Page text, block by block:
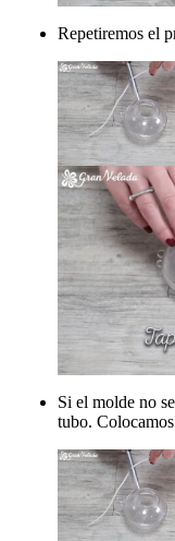
Repetiremos el
Si el molde no
tubo.